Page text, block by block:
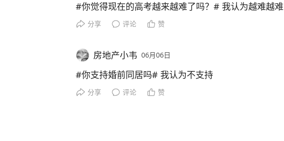
#你觉得现在的高考越来越难了吗？# 我认为越难越难
分享 评论 赞
房地产小韦 06月06日
#你支持婚前同居吗# 我认为不支持
分享 评论 赞